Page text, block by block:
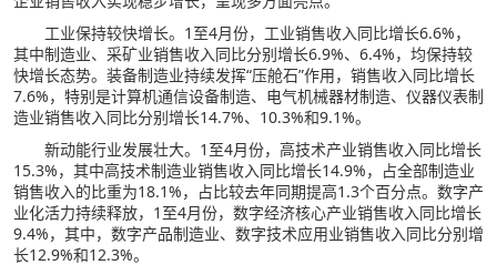
工业保持较快增长。1至4月份，工业销售收入同比增长6.6%，
其中制造业、采矿业销售收入同比分别增长6.9%、6.4%，均保持较
快增长态势。装备制造业持续发挥“压舱石”作用，销售收入同比增长
7.6%，特别是计算机通信设备制造、电气机械器材制造、仪器仪表制
造业销售收入同比分别增长14.7%、10.3%和9.1%。
新动能行业发展壮大。1至4月份，高技术产业销售收入同比增长
15.3%，其中高技术制造业销售收入同比增长14.9%，占全部制造业
销售收入的比重为18.1%，占比较去年同期提高1.3个百分点。数字产
业化活力持续释放，1至4月份，数字经济核心产业销售收入同比增长
9.4%，其中，数字产品制造业、数字技术应用业销售收入同比分别增
长12.9%和12.3%。